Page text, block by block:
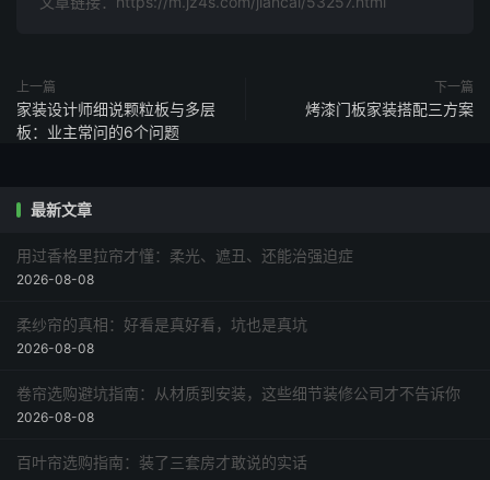
上一篇
家装设计师细说颗粒板与多层
板：业主常问的6个问题
下一篇
烤漆门板家装搭配三方案
最新文章
用过香格里拉帘才懂：柔光、遮丑、还能治强迫症
2026-08-08
柔纱帘的真相：好看是真好看，坑也是真坑
2026-08-08
卷帘选购避坑指南：从材质到安装，这些细节装修公司才不告诉你
2026-08-08
百叶帘选购指南：装了三套房才敢说的实话